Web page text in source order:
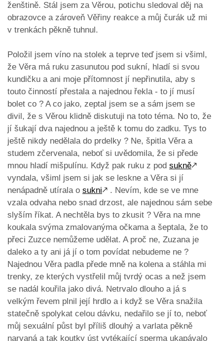
ženštině. Stál jsem za Věrou, potichu sledoval děj na
obrazovce a zároveň Věřiny reakce a můj čurák už mi
v trenkách pěkně tuhnul.
Položil jsem víno na stolek a teprve teď jsem si všiml,
že Věra má ruku zasunutou pod sukní, hladí si svou
kundičku a ani moje přítomnost jí nepřinutila, aby s
touto činností přestala a najednou řekla - to jí musí
bolet co ? A co jako, zeptal jsem se a sám jsem se
divil, že s Věrou klidně diskutuji na toto téma. No to, že
jí šukají dva najednou a ještě k tomu do zadku. Tys to
ještě nikdy nedělala do prdelky ? Ne, špitla Věra a
studem zčervenala, neboť si uvědomila, že si přede
mnou hladí mišpulínu. Když pak ruku z pod sukně🡕
vyndala, všiml jsem si jak se leskne a Věra si jí
nenápadně utírala o sukni🡕 . Nevím, kde se ve mne
vzala odvaha nebo snad drzost, ale najednou sám sebe
slyším říkat. A nechtěla bys to zkusit ? Věra na mne
koukala svýma zmalovanýma očkama a šeptala, že to
přeci Zuzce nemůžeme udělat. A proč ne, Zuzana je
daleko a ty ani já jí o tom povídat nebudeme ne ?
Najednou Věra padla přede mně na kolena a stáhla mi
trenky, ze kterých vystřelil můj tvrdý ocas a než jsem
se nadál kouřila jako divá. Netrvalo dlouho a já s
velkým řevem plnil její hrdlo a i když se Věra snažila
statečně spolykat celou dávku, nedařilo se jí to, neboť
můj sexuální půst byl příliš dlouhý a varlata pěkně
narvaná a tak koutky úst vytékající sperma ukapávalo